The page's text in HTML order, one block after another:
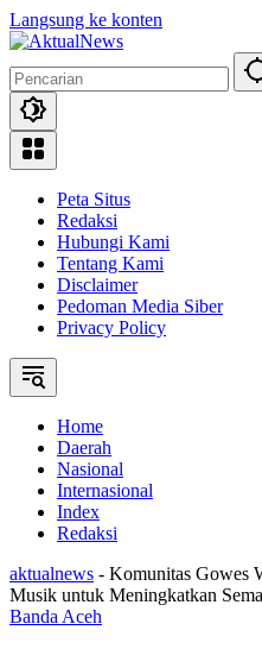
Langsung ke konten
Peta Situs
Redaksi
Hubungi Kami
Tentang Kami
Disclaimer
Pedoman Media Siber
Privacy Policy
Home
Daerah
Nasional
Internasional
Index
Redaksi
aktualnews - Komunitas Gowes
Musik untuk Meningkatkan
Banda Aceh